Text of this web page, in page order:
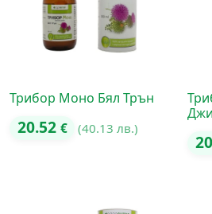
Трибор Моно Бял Трън
20.52 € (40.13 лв.)